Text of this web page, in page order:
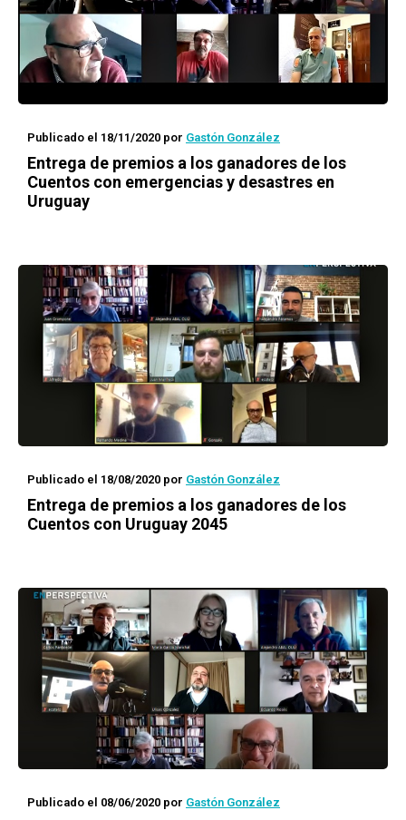
Publicado el 18/11/2020 por Gastón González
Entrega de premios a los ganadores de los
Cuentos con emergencias y desastres en
Uruguay
Publicado el 18/08/2020 por Gastón González
Entrega de premios a los ganadores de los
Cuentos con Uruguay 2045
Publicado el 08/06/2020 por Gastón González